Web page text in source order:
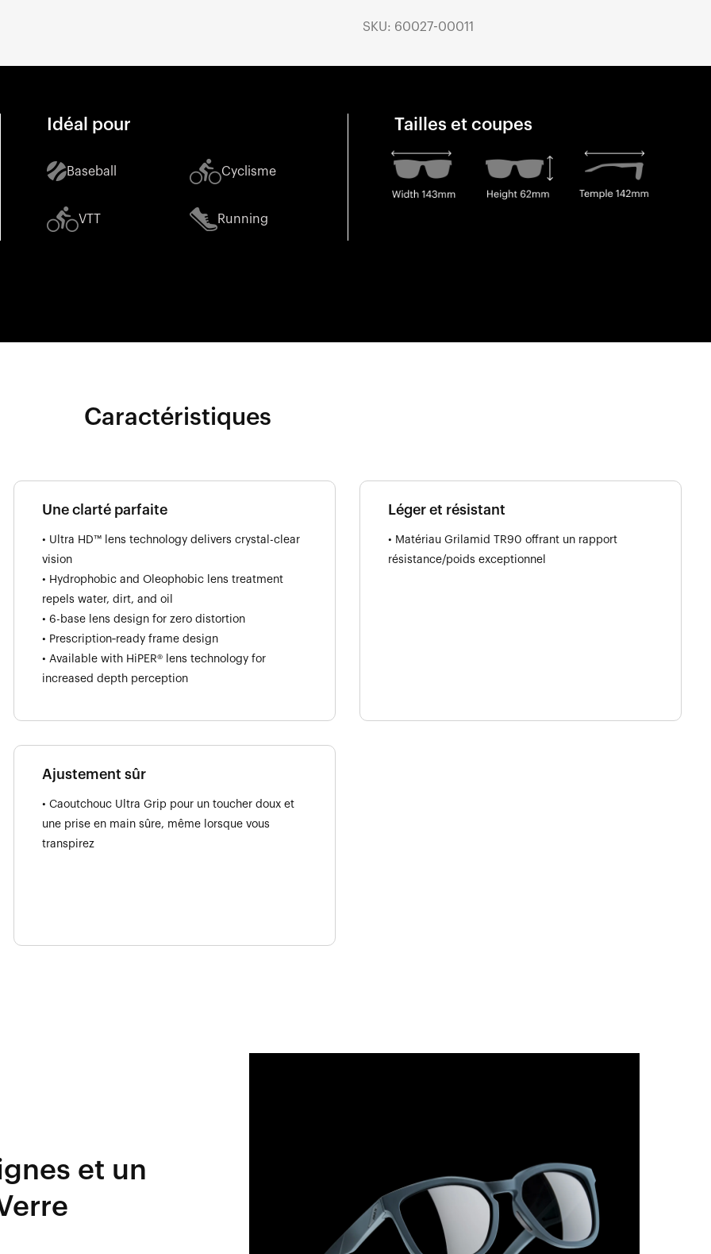
SKU: 60027-00011
Idéal pour
Baseball Cyclisme
VTT Running
Tailles et coupes
Caractéristiques
Une clarté parfaite
• Ultra HD™ lens technology delivers crystal-clear
vision
• Hydrophobic and Oleophobic lens treatment
repels water, dirt, and oil
• 6-base lens design for zero distortion
• Prescription‑ready frame design
• Available with HiPER® lens technology for
increased depth perception
Léger et résistant
• Matériau Grilamid TR90 offrant un rapport
résistance/poids exceptionnel
Ajustement sûr
• Caoutchouc Ultra Grip pour un toucher doux et
une prise en main sûre, même lorsque vous
transpirez
et un